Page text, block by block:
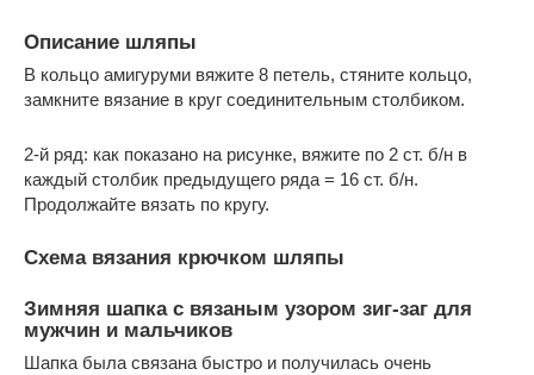
Описание шляпы
В кольцо амигуруми вяжите 8 петель, стяните кольцо,
замкните вязание в круг соединительным столбиком.
2-й ряд: как показано на рисунке, вяжите по 2 ст. б/н в
каждый столбик предыдущего ряда = 16 ст. б/н.
Продолжайте вязать по кругу.
Схема вязания крючком шляпы
Зимняя шапка с вязаным узором зиг-заг для
мужчин и мальчиков
Шапка была связана быстро и получилась очень